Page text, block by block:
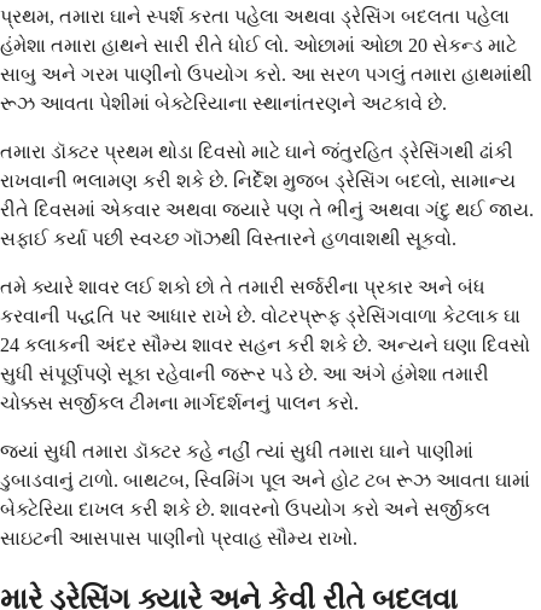
પ્રથમ, તમારા ઘાને સ્પર્શ કરતા પહેલા અથવા ડ્રેસિંગ બદલતા પહેલા
હંમેશા તમારા હાથને સારી રીતે ધોઈ લો. ઓછામાં ઓછા 20 સેકન્ડ માટે
સાબુ અને ગરમ પાણીનો ઉપયોગ કરો. આ સરળ પગલું તમારા હાથમાંથી
રૂઝ આવતા પેશીમાં બેક્ટેરિયાના સ્થાનાંતરણને અટકાવે છે.
તમારા ડૉક્ટર પ્રથમ થોડા દિવસો માટે ઘાને જંતુરહિત ડ્રેસિંગથી ઢાંકી
રાખવાની ભલામણ કરી શકે છે. નિર્દેશ મુજબ ડ્રેસિંગ બદલો, સામાન્ય
રીતે દિવસમાં એકવાર અથવા જ્યારે પણ તે ભીનું અથવા ગંદુ થઈ જાય.
સફાઈ કર્યા પછી સ્વચ્છ ગૉઝથી વિસ્તારને હળવાશથી સૂકવો.
તમે ક્યારે શાવર લઈ શકો છો તે તમારી સર્જરીના પ્રકાર અને બંધ
કરવાની પદ્ધતિ પર આધાર રાખે છે. વોટરપ્રૂફ ડ્રેસિંગવાળા કેટલાક ઘા
24 કલાકની અંદર સૌમ્ય શાવર સહન કરી શકે છે. અન્યને ઘણા દિવસો
સુધી સંપૂર્ણપણે સૂકા રહેવાની જરૂર પડે છે. આ અંગે હંમેશા તમારી
ચોક્કસ સર્જીકલ ટીમના માર્ગદર્શનનું પાલન કરો.
જ્યાં સુધી તમારા ડૉક્ટર કહે નહીં ત્યાં સુધી તમારા ઘાને પાણીમાં
ડુબાડવાનું ટાળો. બાથટબ, સ્વિમિંગ પૂલ અને હોટ ટબ રૂઝ આવતા ઘામાં
બેક્ટેરિયા દાખલ કરી શકે છે. શાવરનો ઉપયોગ કરો અને સર્જીકલ
સાઇટની આસપાસ પાણીનો પ્રવાહ સૌમ્ય રાખો.
મારે ડ્રેસિંગ ક્યારે અને કેવી રીતે બદલવા